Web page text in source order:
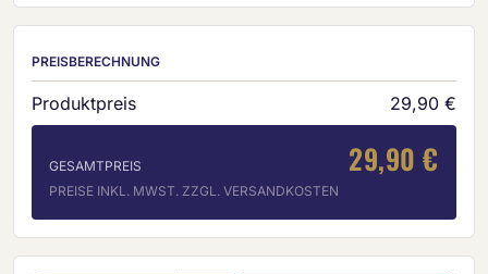
PREISBERECHNUNG
Produktpreis 29,90 €
GESAMTPREIS 29,90 €
PREISE INKL. MWST. ZZGL. VERSANDKOSTEN